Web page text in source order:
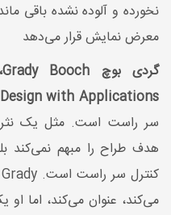
نخورده و آلوده نشده باقی
معرض نمایش قرار می‌دهد
with Applications” :
سر راست است. مثل یک
هدف طراح را مبهم نمی‌کند
می‌کند، عنوان می‌کند، اما او